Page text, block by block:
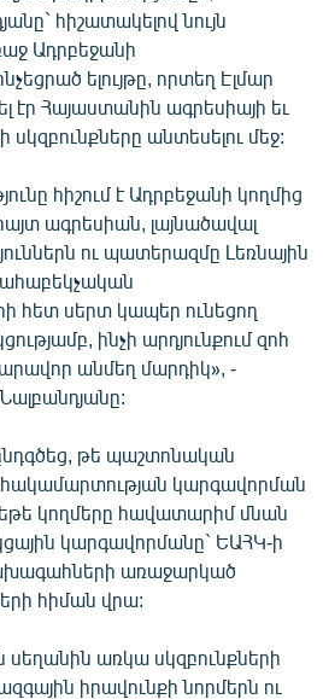
հիշատակելով նույն
Ադրբեջանի
ելույթը, որտեղ Էլմար
էր Հայաստանին ագրեսիայի եւ
սկզբունքները անտեսելու մեջ:
հիշում է Ադրբեջանի կողմից
ագրեսիան, լայնածավալ
ու պատերազմը Լեռնային
հետ սերտ կապեր ունեցող
ինչի արդյունքում զոհ
անմեղ մարդիկ», -
թե պաշտոնական
կարգավորման
եթե կողմերը հավատարիմ մնան
կարգավորմանը` ԵԱՀԿ-ի
առաջարկած
հիման վրա:
սեղանին առկա սկզբունքների
իրավունքի նորմերն ու